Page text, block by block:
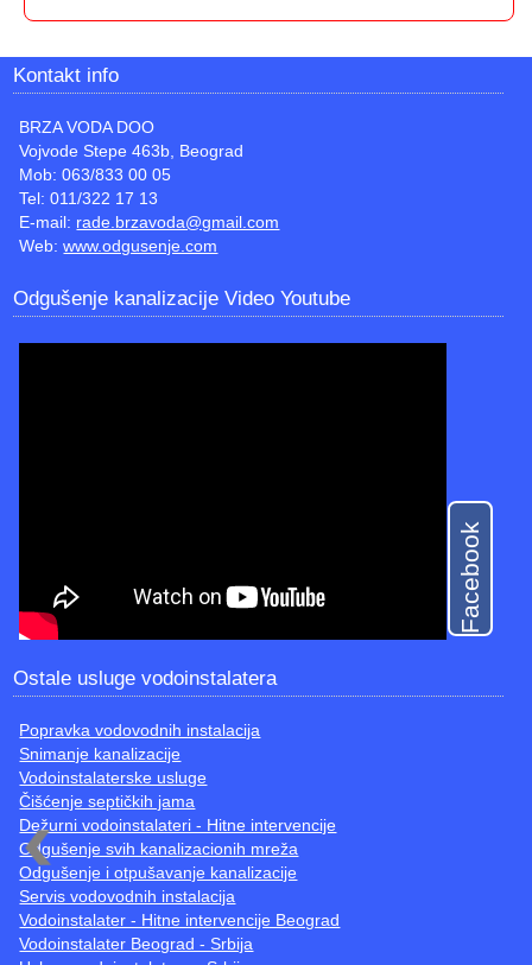
Facebook
Kontakt info
BRZA VODA DOO
Vojvode Stepe 463b, Beograd
Mob: 063/833 00 05
Tel: 011/322 17 13
E-mail: rade.brzavoda@gmail.com
Web:www.odgusenje.com
Odgušenje kanalizacije Video Youtube
Ostale usluge vodoinstalatera
Popravka vodovodnih instalacija
Snimanje kanalizacije
Vodoinstalaterske usluge
Čišćenje septičkih jama
Dežurni vodoinstalateri - Hitne intervencije
Odgušenje svih kanalizacionih mreža
Odgušenje i otpušavanje kanalizacije
Servis vodovodnih instalacija
Vodoinstalater - Hitne intervencije Beograd
Vodoinstalater Beograd - Srbija